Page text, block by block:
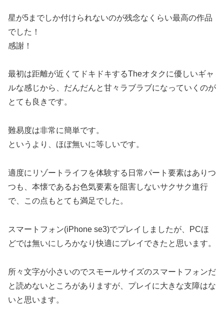
星が5までしか付けられないのが残念なくらい最高の作品
でした！
感謝！
最初は距離が近くてドキドキするTheオタクに優しいギャ
ルな感じから、だんだんと甘々ラブラブになっていくのが
とても良きです。
難易度は非常に簡単です。
というより、ほぼ無いに等しいです。
適度にリゾートライフを体験する日常パート要素はありつ
つも、本懐であるお色気要素を阻害しないサクサク進行
で、この点もとても満足でした。
スマートフォン(iPhone se3)でプレイしましたが、PCほ
どでは無いにしろかなり快適にプレイできたと思います。
所々文字が小さいのでスモールサイズのスマートフォンだ
と読めないところがありますが、プレイに大きな支障はな
いと思います。